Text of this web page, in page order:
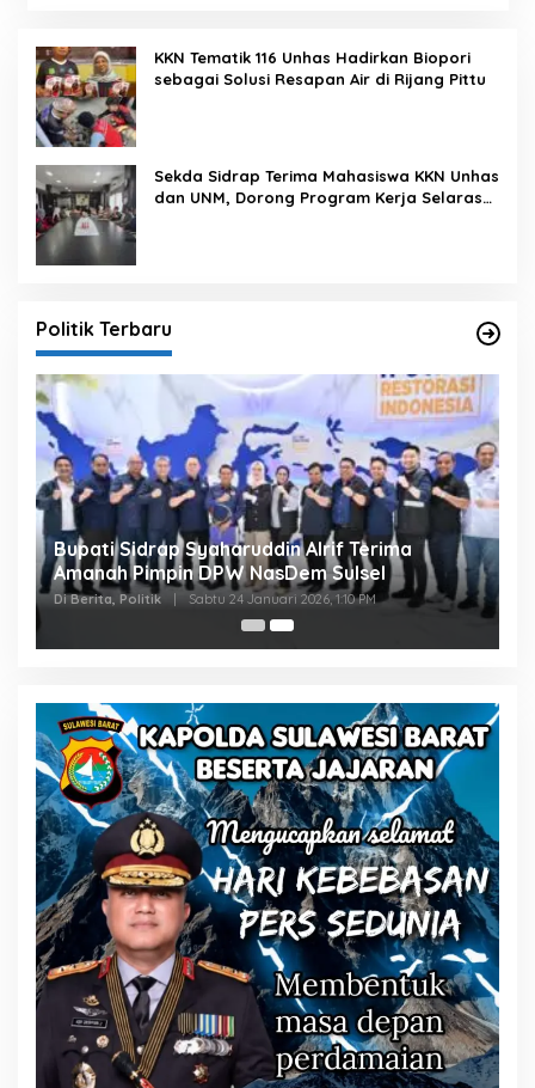
KKN Tematik 116 Unhas Hadirkan Biopori
sebagai Solusi Resapan Air di Rijang Pittu
Sekda Sidrap Terima Mahasiswa KKN Unhas
dan UNM, Dorong Program Kerja Selaras
Politik Terbaru
Bupati Sidrap Syaharuddin Alrif Terima
Amanah Pimpin DPW NasDem Sulsel
Di Berita, Politik | Sabtu 24 Januari 2026, 1:10 PM